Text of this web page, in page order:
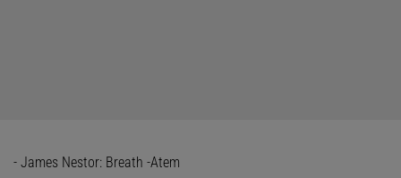
- James Nestor: Breath -Atem